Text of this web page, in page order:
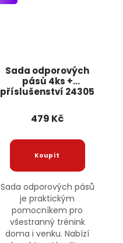
Sada odporových
pásů 4ks +
příslušenství 24305
479 Kč
Sada odporových pásů
je praktickým
pomocníkem pro
všestranný trénink
doma i venku. Nabízí